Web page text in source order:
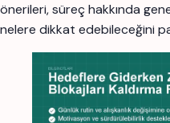
önerileri, süreç hakkında
nelere dikkat edebileceğini